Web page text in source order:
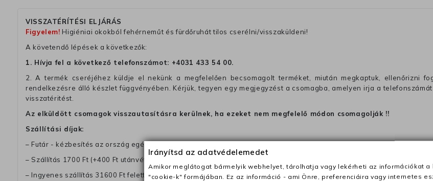
VISSZATÉRÍTÉSI ELJÁRÁS
Figyelem! Higiéniai okokból fehérneműt és fürdőruhát tilos cserélni/visszaküldeni!
A követendő lépések a következők:
1. Hívja fel a következő telefonszámot: +4031 433 54 00.
2. A termék cseréjéhez küldje el nekünk a megfelelően becsomagolt terméket, miután megkaptuk, ellenőrizni
rendelkezésre álló készlet függvényében. Kérjük, tegyen egy megjegyzést a csomagba, amelyen irja a
visszatéritést.
Az elküldött csomagok visszautasításra kerülnek, ha ezeket nem megfelelő módon csomagolják !!
Szállítási díjak:
– Futár - kézbesítés az ország egész területén, 2-3 munkanapon belül a megrendelés e-mailben / sms-ben történő
– Szállítás 1700 Ft (+400 Ft utánvéttel)
– Ingyenes szállítás 31600 Ft feletti megrendeléseknél (+400 Ft utánvétte)
Irányítsd az adatvédelemedet
Amikor meglátogat bármelyik webhelyet, tárolhatja vagy lekérheti az információkat
"cookie-k" formájában. Ez az információ - ami Önre, preferenciáira vagy internetes